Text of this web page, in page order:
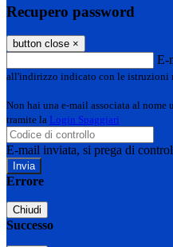
Recupero password
button close ×
E-
all'indirizzo indicato con le istruzioni
Non hai una e-mail associata al nome
tramite la Login Spaggiari
E-mail inviata, si prega di
Errore
Chiudi
Successo